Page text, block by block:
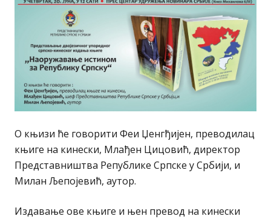
О књизи ће говорити Феи Џенгђијен, преводилац
књиге на кинески, Млађен Цицовић, директор
Представништва Републике Српске у Србији, и
Милан Љепојевић, аутор.
Издавање ове књиге и њен превод на кинески